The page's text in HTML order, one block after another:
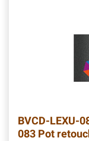
BVCD-LEXU-
083 Pot